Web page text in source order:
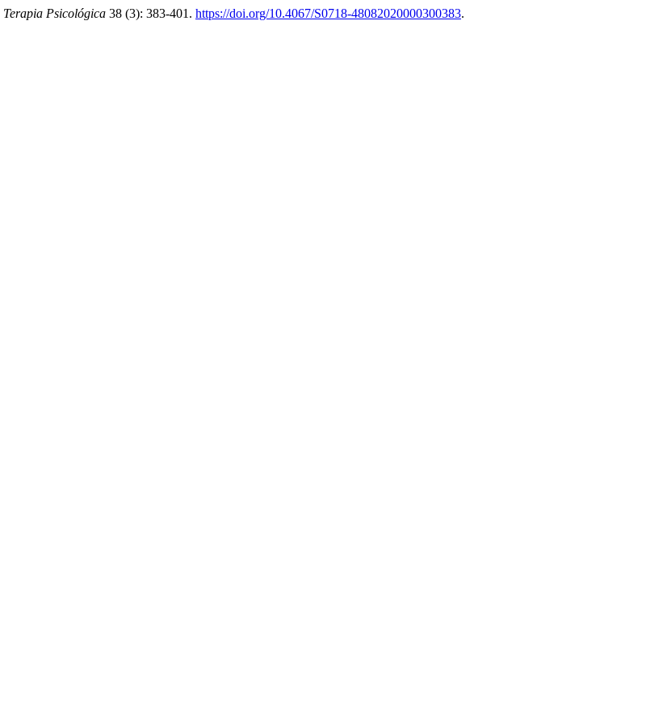
Terapia Psicológica 38 (3): 383-401. https://doi.org/10.4067/S0718-48082020000300383.